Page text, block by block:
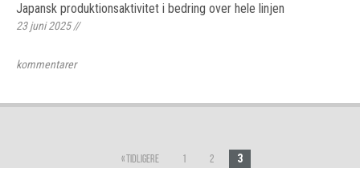
Japansk produktionsaktivitet i bedring over hele linjen
23 juni 2025//
kommentarer
« Tidligere 1 2 3